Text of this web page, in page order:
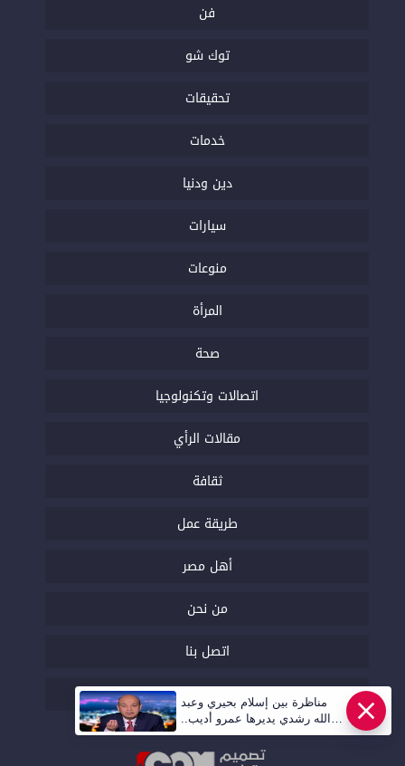
فن
توك شو
تحقيقات
خدمات
دين ودنيا
سيارات
منوعات
المرأة
صحة
اتصالات وتكنولوجيا
مقالات الرأي
ثقافة
طريقة عمل
أهل مصر
من نحن
اتصل بنا
السياسة التحريرية
مناظرة بين إسلام بحيري وعبد
الله رشدي يديرها عمرو أديب..
قريبا | أهل مصر